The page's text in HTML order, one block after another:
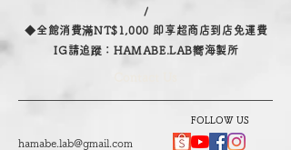
/
​◆全館消費滿NT$1,000 即享超商店到店免運費
IG請追蹤：HAMABE.LAB嚮海製所
FOLLOW US
hamabe.lab@gmail.com